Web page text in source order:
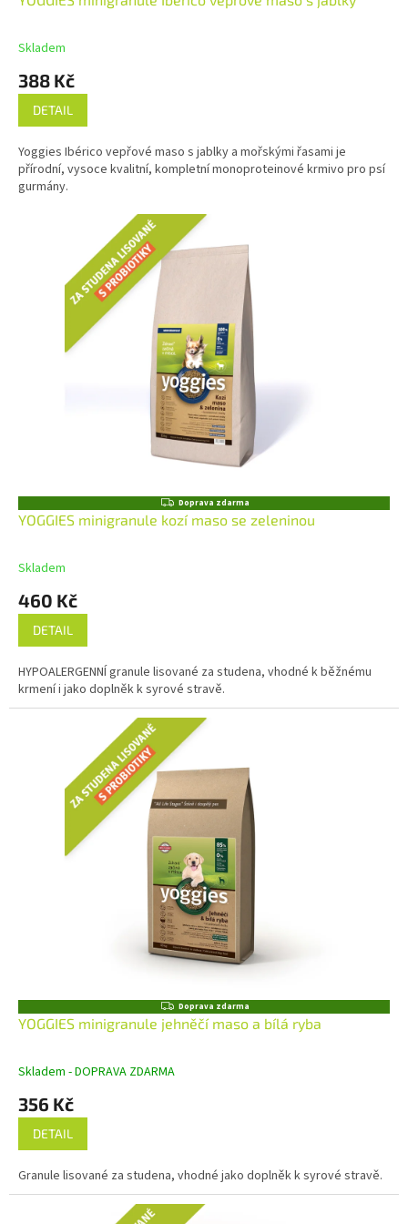
A
Skladem
388 Kč
DETAIL
Yoggies Ibérico vepřové maso s jablky a mořskými řasami je
přírodní, vysoce kvalitní, kompletní monoproteinové krmivo pro psí
gurmány.
Z
A
Doprava zdarma
YOGGIES minigranule kozí maso se zeleninou
Skladem
460 Kč
DETAIL
HYPOALERGENNÍ granule lisované za studena, vhodné k běžnému
krmení i jako doplněk k syrové stravě.
Z
D
A
A
Doprava zdarma
YOGGIES minigranule jehněčí maso a bílá ryba
Skladem - DOPRAVA ZDARMA
356 Kč
DETAIL
Granule lisované za studena, vhodné jako doplněk k syrové stravě.